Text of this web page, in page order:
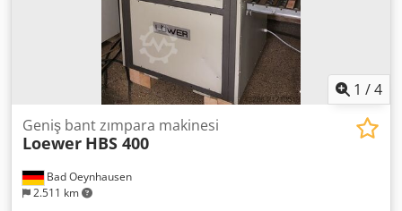
1 /4
Bad Oeynhausen
2.511 km
Geniş bant zımpara makinesi
Loewer HBS 400